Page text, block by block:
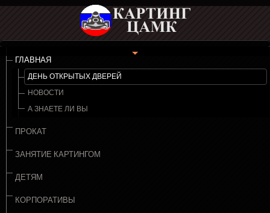
ГЛАВНАЯ
ДЕНЬ ОТКРЫТЫХ ДВЕРЕЙ
НОВОСТИ
А ЗНАЕТЕ ЛИ ВЫ
ПРОКАТ
ЗАНЯТИЕ КАРТИНГОМ
ДЕТЯМ
КОРПОРАТИВЫ